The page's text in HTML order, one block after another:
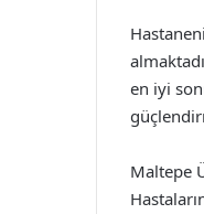
en iyi
Maltepe